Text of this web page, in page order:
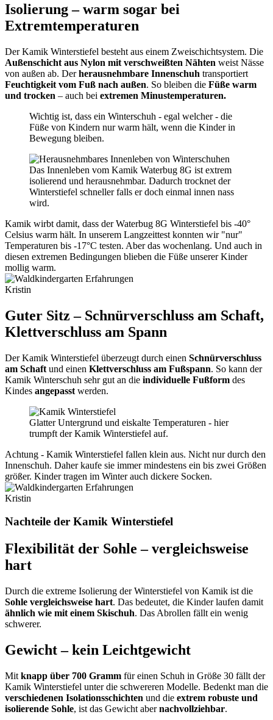
Isolierung – warm sogar bei
Extremtemperaturen
Der Kamik Winterstiefel besteht aus einem Zweischichtsystem. Die
Außenschicht aus Nylon mit verschweißten Nähten weist Nässe
von außen ab. Derherausnehmbare Innenschuh transportiert
Feuchtigkeit vom Fuß nach außen. So bleiben die Füße warm
und trocken – auch bei extremen Minustemperaturen.
Wichtig ist, dass ein Winterschuh - egal welcher - die
Füße von Kindern nur warm hält, wenn die Kinder in
Bewegung bleiben.
Das Innenleben vom Kamik Waterbug 8G ist extrem
isolierend und herausnehmbar. Dadurch trocknet der
Winterstiefel schneller falls er doch einmal innen nass
wird.
Kamik wirbt damit, dass der Waterbug 8G Winterstiefel bis -40°
Celsius warm hält. In unserem Langzeittest konnten wir "nur"
Temperaturen bis -17°C testen. Aber das wochenlang. Und auch in
diesen extremen Bedingungen blieben die Füße unserer Kinder
mollig warm.
Kristin
Guter Sitz – Schnürverschluss am Schaft,
Klettverschluss am Spann
Der Kamik Winterstiefel überzeugt durch einen Schnürverschluss
am Schaft und einen Klettverschluss am Fußspann. So kann der
Kamik Winterschuh sehr gut an die individuelle Fußform des
Kindes angepasst werden.
Glatter Untergrund und eiskalte Temperaturen - hier
trumpft der Kamik Winterstiefel auf.
Achtung - Kamik Winterstiefel fallen klein aus. Nicht nur durch den
Innenschuh. Daher kaufe sie immer mindestens ein bis zwei Größen
größer. Kinder tragen im Winter auch dickere Socken.
Kristin
Nachteile der Kamik Winterstiefel
Flexibilität der Sohle – vergleichsweise
hart
Durch die extreme Isolierung der Winterstiefel von Kamik ist die
Sohle vergleichsweise hart. Das bedeutet, die Kinder laufen damit
ähnlich wie mit einem Skischuh. Das Abrollen fällt ein wenig
schwerer.
Gewicht – kein Leichtgewicht
Mit knapp über 700 Gramm für einen Schuh in Größe 30 fällt der
Kamik Winterstiefel unter die schwereren Modelle. Bedenkt man die
verschiedenen Isolationsschichten und die extrem robuste und
isolierende Sohle, ist das Gewicht abernachvollziehbar.